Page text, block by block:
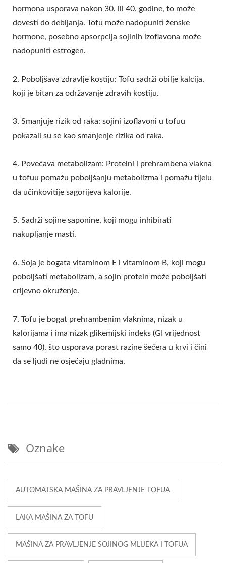
hormona usporava nakon 30. ili 40. godine, to može
dovesti do debljanja. Tofu može nadopuniti ženske
hormone, posebno apsorpcija sojinih izoflavona može
nadopuniti estrogen.
2. Poboljšava zdravlje kostiju: Tofu sadrži obilje kalcija,
koji je bitan za održavanje zdravih kostiju.
3. Smanjuje rizik od raka: sojini izoflavoni u tofuu
pokazali su se kao smanjenje rizika od raka.
4. Povećava metabolizam: Proteini i prehrambena vlakna
u tofuu pomažu poboljšanju metabolizma i pomažu tijelu
da učinkovitije sagorijeva kalorije.
5. Sadrži sojine saponine, koji mogu inhibirati
nakupljanje masti.
6. Soja je bogata vitaminom E i vitaminom B, koji mogu
poboljšati metabolizam, a sojin protein može poboljšati
crijevno okruženje.
7. Tofu je bogat prehrambenim vlaknima, nizak u
kalorijama i ima nizak glikemijski indeks (GI vrijednost
samo 40), što usporava porast razine šećera u krvi i čini
da se ljudi ne osjećaju gladnima.
Oznake
AUTOMATSKA MAŠINA ZA PRAVLJENJE TOFUA
LAKA MAŠINA ZA TOFU
MAŠINA ZA PRAVLJENJE SOJINOG MLIJEKA I TOFUA